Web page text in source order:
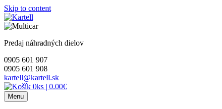
Skip to content
Predaj náhradných dielov
0905 601 907
0905 601 908
kartell@kartell.sk
0ks | 0.00€
Menu